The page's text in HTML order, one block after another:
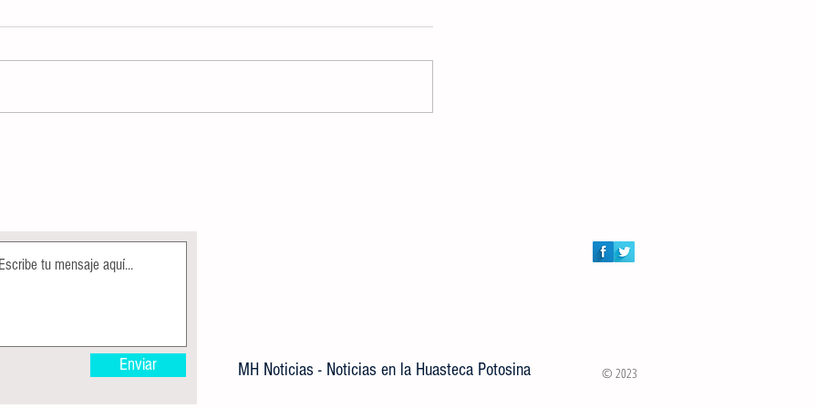
Enviar MH Noticias - Noticias en la Huasteca Potosina © 2023